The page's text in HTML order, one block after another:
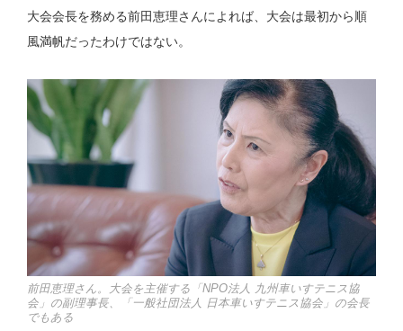
大会会長を務める前田恵理さんによれば、大会は最初から順
風満帆だったわけではない。
前田恵理さん。大会を主催する「NPO法人 九州車いすテニス協
会」の副理事長、「一般社団法人 日本車いすテニス協会」の会長
でもある